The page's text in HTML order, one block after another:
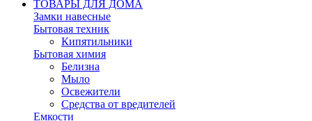
ТОВАРЫ ДЛЯ ДОМА
Замки навесные
Бытовая техник
Кипятильники
Бытовая химия
Белизна
Мыло
Освежители
Средства от вредителей
Емкости